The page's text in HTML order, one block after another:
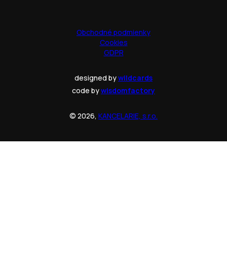
Obchodné podmienky
Cookies
GDPR
designed bywildcards
code bywisdomfactory
© 2026, KANCELARIE, s.r.o.